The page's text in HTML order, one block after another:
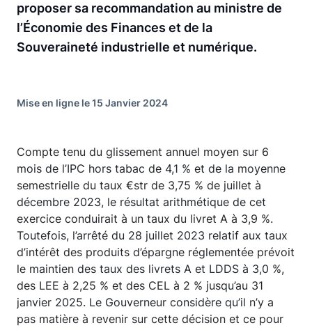
proposer sa recommandation au ministre de
l’Économie des Finances et de la
Souveraineté industrielle et numérique.
Mise en ligne le 15 Janvier 2024
Compte tenu du glissement annuel moyen sur 6
mois de l’IPC hors tabac de 4,1 % et de la moyenne
semestrielle du taux €str de 3,75 % de juillet à
décembre 2023, le résultat arithmétique de cet
exercice conduirait à un taux du livret A à 3,9 %.
Toutefois, l’arrêté du 28 juillet 2023 relatif aux taux
d’intérêt des produits d’épargne réglementée prévoit
le maintien des taux des livrets A et LDDS à 3,0 %,
des LEE à 2,25 % et des CEL à 2 % jusqu’au 31
janvier 2025. Le Gouverneur considère qu’il n’y a
pas matière à revenir sur cette décision et ce pour